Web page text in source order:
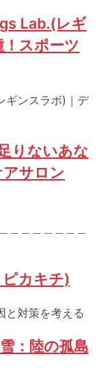
Lab.(レギ
スポーツ
ギンスラボ)｜デ
りないあな
サロン
＿＿＿＿＿＿
カキチ)
と対策を考える
：陸の孤島